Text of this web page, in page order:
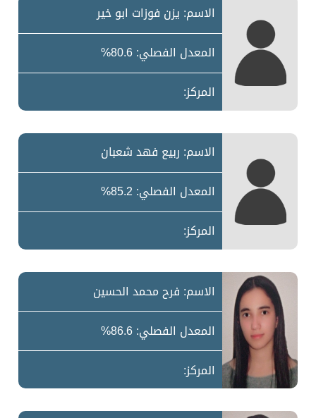
الاسم: يزن فوزات ابو خير
المعدل الفصلي: 80.6%
المركز:
الاسم: ربيع فهد شعبان
المعدل الفصلي: 85.2%
المركز:
الاسم: فرح محمد الحسين
المعدل الفصلي: 86.6%
المركز: